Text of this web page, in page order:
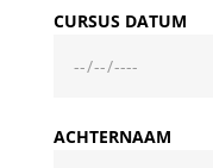
CURSUS DATUM
ACHTERNAAM